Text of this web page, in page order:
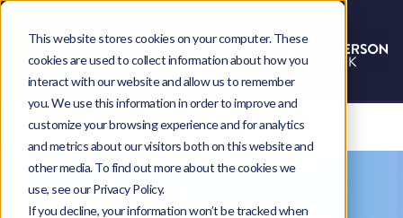
This website stores cookies on your computer. These
cookies are used to collect information about how you
interact with our website and allow us to remember
you. We use this information in order to improve and
customize your browsing experience and for analytics
and metrics about our visitors both on this website and
other media. To find out more about the cookies we
use, see our Privacy Policy.
If you decline, your information won’t be tracked when
Anderson Frank's